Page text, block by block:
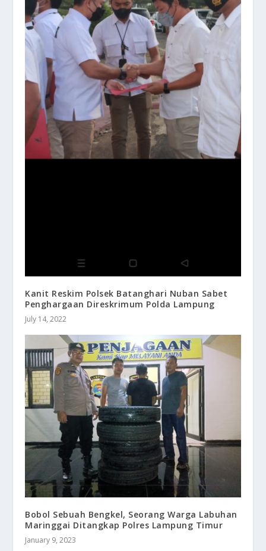
Kanit Reskim Polsek Batanghari Nuban Sabet
Penghargaan Direskrimum Polda Lampung
July 14, 2022
Bobol Sebuah Bengkel, Seorang Warga Labuhan
Maringgai Ditangkap Polres Lampung Timur
January 9, 2023